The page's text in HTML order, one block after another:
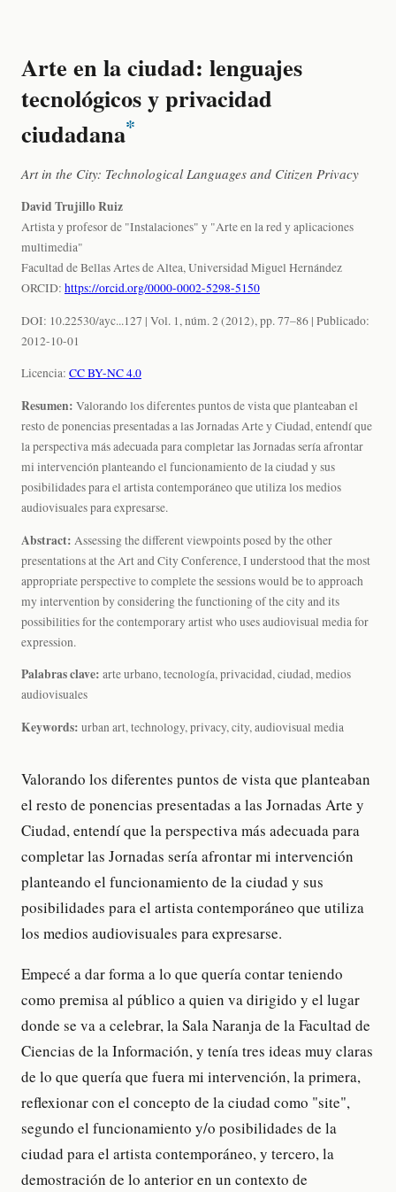
Arte en la ciudad: lenguajes
tecnológicos y privacidad
ciudadana*
Art in the City: Technological Languages and Citizen Privacy
David Trujillo Ruiz
Artista y profesor de "Instalaciones" y "Arte en la red y aplicaciones
multimedia"
Facultad de Bellas Artes de Altea, Universidad Miguel Hernández
ORCID: https://orcid.org/0000-0002-5298-5150
DOI: 10.22530/ayc...127 | Vol. 1, núm. 2 (2012), pp. 77–86 | Publicado:
2012-10-01
Licencia: CC BY-NC 4.0
Resumen: Valorando los diferentes puntos de vista que planteaban el
resto de ponencias presentadas a las Jornadas Arte y Ciudad, entendí que
la perspectiva más adecuada para completar las Jornadas sería afrontar
mi intervención planteando el funcionamiento de la ciudad y sus
posibilidades para el artista contemporáneo que utiliza los medios
audiovisuales para expresarse.
Abstract: Assessing the different viewpoints posed by the other
presentations at the Art and City Conference, I understood that the most
appropriate perspective to complete the sessions would be to approach
my intervention by considering the functioning of the city and its
possibilities for the contemporary artist who uses audiovisual media for
expression.
Palabras clave: arte urbano, tecnología, privacidad, ciudad, medios
audiovisuales
Keywords: urban art, technology, privacy, city, audiovisual media
Valorando los diferentes puntos de vista que planteaban
el resto de ponencias presentadas a las Jornadas Arte y
Ciudad, entendí que la perspectiva más adecuada para
completar las Jornadas sería afrontar mi intervención
planteando el funcionamiento de la ciudad y sus
posibilidades para el artista contemporáneo que utiliza
los medios audiovisuales para expresarse.
Empecé a dar forma a lo que quería contar teniendo
como premisa al público a quien va dirigido y el lugar
donde se va a celebrar, la Sala Naranja de la Facultad de
Ciencias de la Información, y tenía tres ideas muy claras
de lo que quería que fuera mi intervención, la primera,
reflexionar con el concepto de la ciudad como "site",
segundo el funcionamiento y/o posibilidades de la
ciudad para el artista contemporáneo, y tercero, la
demostración de lo anterior en un contexto de